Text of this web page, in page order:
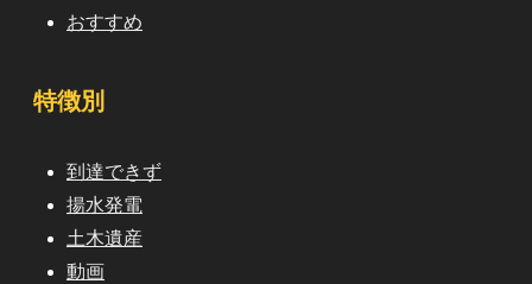
おすすめ
特徴別
到達できず
揚水発電
土木遺産
動画